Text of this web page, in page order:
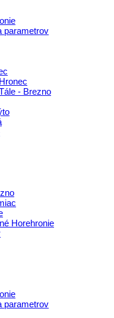
parametrov
- Brezno
Horehronie
parametrov